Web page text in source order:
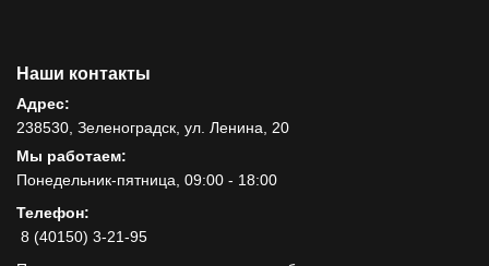
Наши контакты
Адрес:
238530, Зеленоградск, ул. Ленина, 20
Мы работаем:
Понедельник-пятница, 09:00 - 18:00
Телефон:
8 (40150) 3-21-95